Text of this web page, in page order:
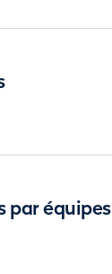
par équipes